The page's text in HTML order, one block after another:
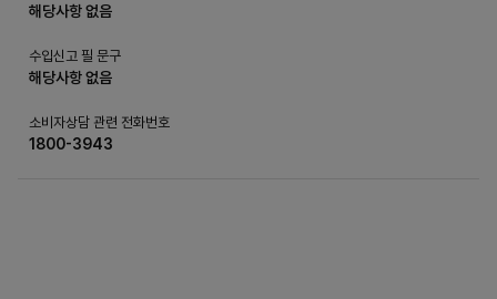
해당사항 없음
수입신고 필 문구
해당사항 없음
소비자상담 관련 전화번호
1800-3943